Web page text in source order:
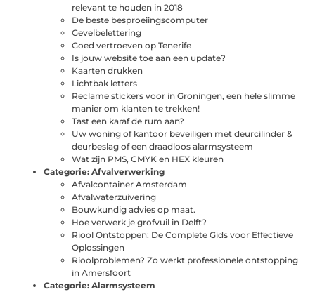
relevant te houden in 2018
De beste besproeiingscomputer
Gevelbelettering
Goed vertroeven op Tenerife
Is jouw website toe aan een update?
Kaarten drukken
Lichtbak letters
Reclame stickers voor in Groningen, een hele slimme
manier om klanten te trekken!
Tast een karaf de rum aan?
Uw woning of kantoor beveiligen met deurcilinder &
deurbeslag of een draadloos alarmsysteem
Wat zijn PMS, CMYK en HEX kleuren
Categorie: Afvalverwerking
Afvalcontainer Amsterdam
Afvalwaterzuivering
Bouwkundig advies op maat.
Hoe verwerk je grofvuil in Delft?
Riool Ontstoppen: De Complete Gids voor Effectieve
Oplossingen
Rioolproblemen? Zo werkt professionele ontstopping
in Amersfoort
Categorie: Alarmsysteem